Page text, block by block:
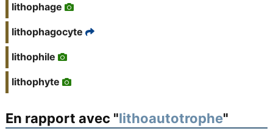
lithophage
lithophagocyte
lithophile
lithophyte
En rapport avec "lithoautotrophe"